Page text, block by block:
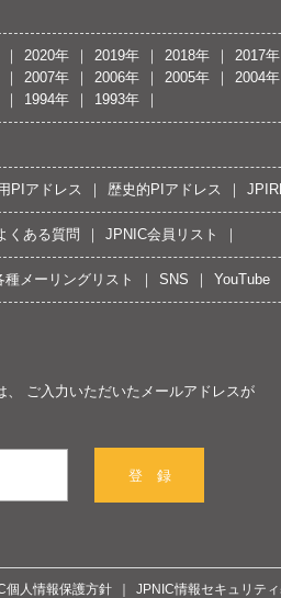
2020年 2019年 2018年
2017年
2007年 2006年 2005年
2004年
1994年 1993年
PIアドレス 歴史的PIアドレス
くある質問 JPNIC会員リスト
種メーリングリスト SNS YouTube
ご入力いただいたメールアドレスが
登 録
個人情報保護方針 JPNIC情報セキュリテ